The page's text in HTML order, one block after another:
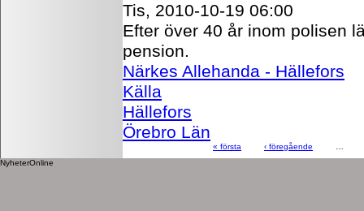
Tis, 2010-10-19 06:00
Efter över 40 år inom polisen
pension.
Närkes Allehanda - Hällefors
Källa
Hällefors
Örebro Län
« första ‹ föregående
NyheterOnline